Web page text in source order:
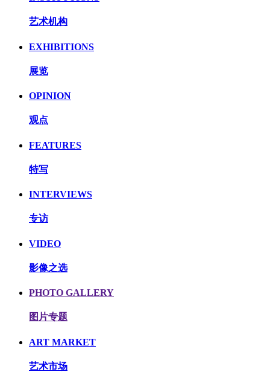
艺术机构
EXHIBITIONS
展览
OPINION
观点
FEATURES
特写
INTERVIEWS
专访
VIDEO
影像之选
PHOTO GALLERY
图片专题
ART MARKET
艺术市场